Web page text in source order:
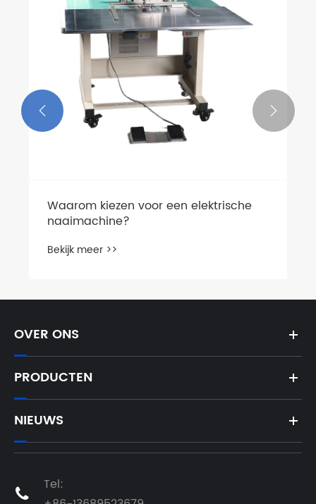
Waarom kiezen voor een elektrische
naaimachine?
Bekijk meer >>
 
OVER ONS
PRODUCTEN
NIEUWS

Tel: